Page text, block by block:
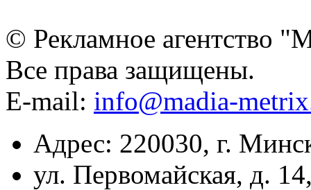
© Рекламное агентство
Все права защищены.
E-mail: info@madia-
Адрес: 220030, г.
ул. Первомайская, д.